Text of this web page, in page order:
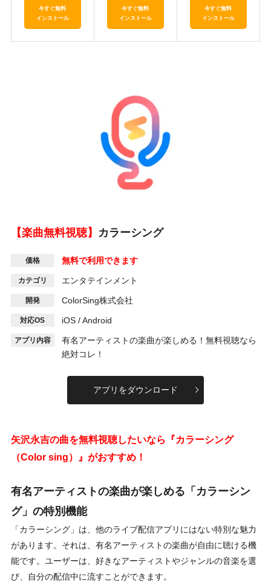
今すぐ無料
インストール
今すぐ無料
インストール
今すぐ無料
インストール
【楽曲無料視聴】 カラーシング
価格 無料で利用できます
カテゴリ エンタテインメント
開発 ColorSing株式会社
対応OS iOS / Android
アプリ内容
有名アーティストの楽曲が楽しめる！無料視聴なら
絶対コレ！
アプリをダウンロード
矢沢永吉の曲を無料視聴したいなら『カラーシング
（Color sing）』がおすすめ！
有名アーティストの楽曲が楽しめる「カラーシン
グ」の特別機能
「カラーシング」は、他のライブ配信アプリにはない特別な魅力
があります。それは、有名アーティストの楽曲が自由に聴ける機
能です。ユーザーは、好きなアーティストやジャンルの音楽を選
び、自分の配信中に流すことができます。